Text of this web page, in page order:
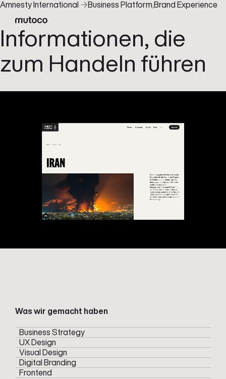
Amnesty International →Business Platform,Brand Experience
Informationen, die
zum Handeln führen
Was wir gemacht haben
Business Strategy
UX Design
Visual Design
Digital Branding
Frontend